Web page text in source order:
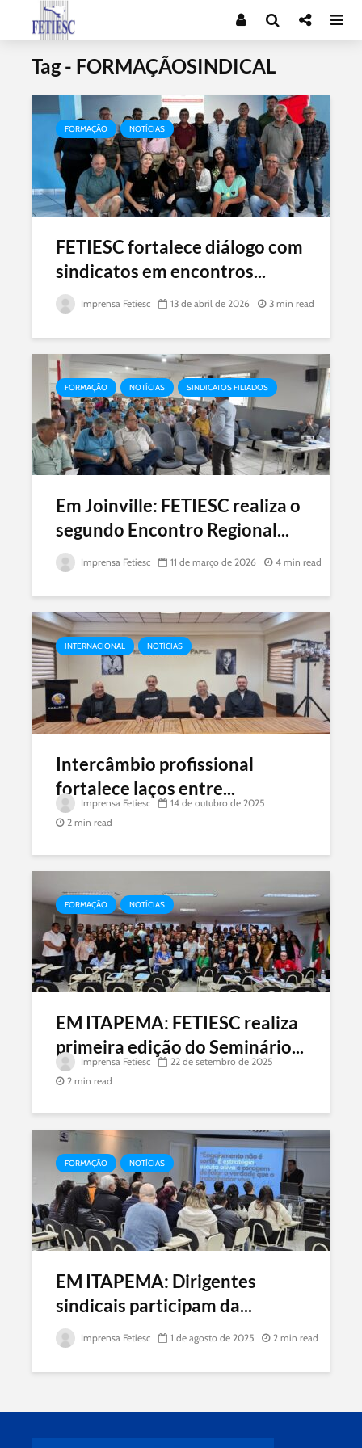
Tag - FORMAÇÃOSINDICAL
FORMAÇÃO NOTÍCIAS
FETIESC fortalece diálogo com
sindicatos em encontros...
Imprensa Fetiesc 13 de abril de 2026 3 min read
FORMAÇÃO NOTÍCIAS SINDICATOS FILIADOS
Em Joinville: FETIESC realiza o
segundo Encontro Regional...
Imprensa Fetiesc 11 de março de 2026 4 min read
INTERNACIONAL NOTÍCIAS
Intercâmbio profissional
fortalece laços entre...
Imprensa Fetiesc
14 de outubro de 2025
2 min read
FORMAÇÃO NOTÍCIAS
EM ITAPEMA: FETIESC realiza
primeira edição do Seminário...
Imprensa Fetiesc
22 de setembro de 2025
2 min read
FORMAÇÃO NOTÍCIAS
EM ITAPEMA: Dirigentes
sindicais participam da...
Imprensa Fetiesc 1 de agosto de 2025 2 min read